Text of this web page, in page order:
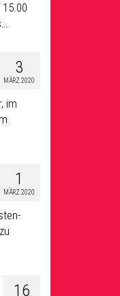
3
MÄRZ 2020
im
1
MÄRZ 2020
16